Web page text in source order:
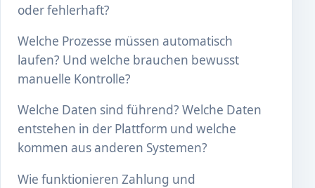
oder fehlerhaft?
Welche Prozesse müssen automatisch
laufen? Und welche brauchen bewusst
manuelle Kontrolle?
Welche Daten sind führend? Welche Daten
entstehen in der Plattform und welche
kommen aus anderen Systemen?
Wie funktionieren Zahlung und